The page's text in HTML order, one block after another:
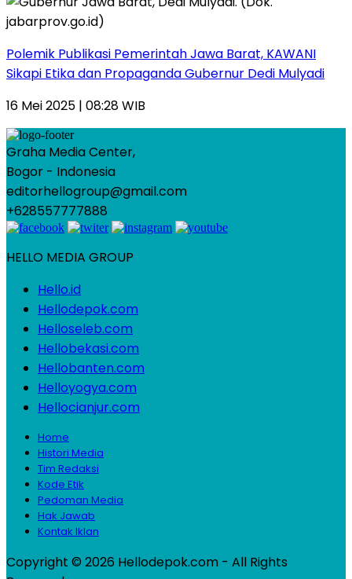
Polemik Publikasi Pemerintah Jawa Barat, KAWANI
Sikapi Etika dan Propaganda Gubernur Dedi Mulyadi
16 Mei 2025 | 08:28 WIB
Graha Media Center,
Bogor - Indonesia
editorhellogroup@gmail.com
+628557777888
HELLO MEDIA GROUP
Hello.id
Hellodepok.com
Helloseleb.com
Hellobekasi.com
Hellobanten.com
Helloyogya.com
Hellocianjur.com
Home
Histori Media
Tim Redaksi
Kode Etik
Pedoman Media
Hak Jawab
Kontak Iklan
Copyright © 2026 Hellodepok.com - All Rights